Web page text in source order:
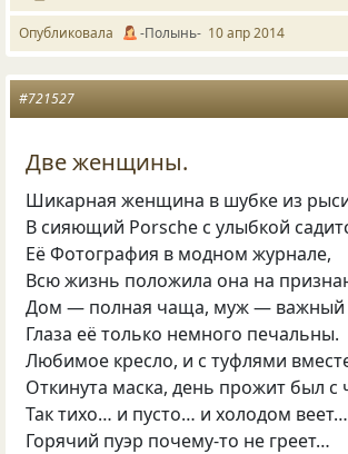
Опубликовала -Полынь- 10 апр 2014
#721527
Две женщины.
Шикарная женщина в шубке из
В сияющий Porsche с улыбкой
Её Фотография в модном журнале,
Всю жизнь положила она на
Дом — полная чаща, муж — важный
Глаза её только немного печальны.
Любимое кресло, и с туфлями
Откинута маска, день прожит был с
Так тихо… и пусто… и холодом веет…
Горячий пуэр почему-то не греет…